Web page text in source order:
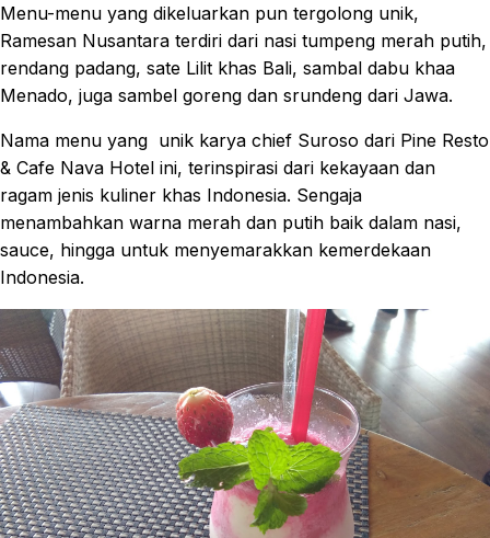
Menu-menu yang dikeluarkan pun tergolong unik,
Ramesan Nusantara terdiri dari nasi tumpeng merah putih,
rendang padang, sate Lilit khas Bali, sambal dabu khaa
Menado, juga sambel goreng dan srundeng dari Jawa.
Nama menu yang unik karya chief Suroso dari Pine Resto
& Cafe Nava Hotel ini, terinspirasi dari kekayaan dan
ragam jenis kuliner khas Indonesia. Sengaja
menambahkan warna merah dan putih baik dalam nasi,
sauce, hingga untuk menyemarakkan kemerdekaan
Indonesia.